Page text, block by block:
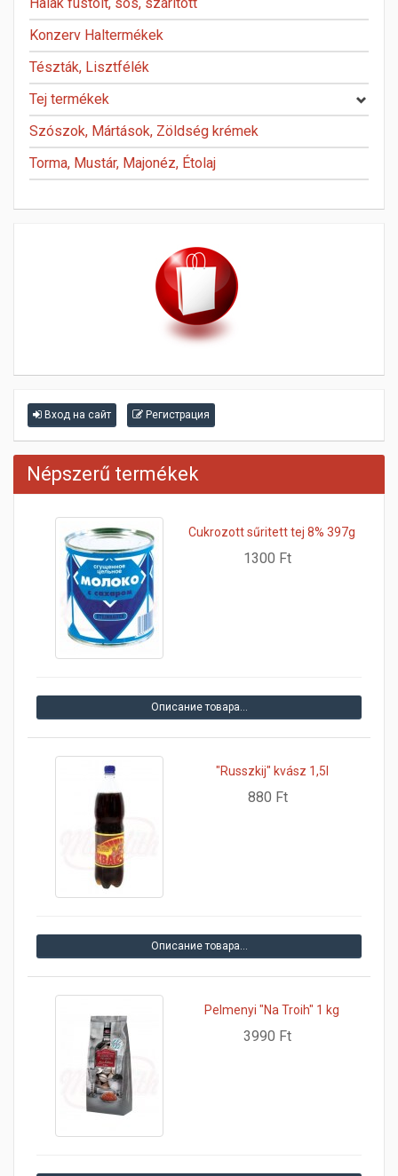
Konzerv Haltermékek
Tészták, Lisztfélék
Tej termékek
Szószok, Mártások, Zöldség krémek
Torma, Mustár, Majonéz, Étolaj
Вход на сайт Регистрация
Népszerű termékek
Cukrozott sűritett tej 8% 397g
1300 Ft
Описание товара…
"Russzkij" kvász 1,5l
880 Ft
Описание товара…
Pelmenyi "Na Troih" 1 kg
3990 Ft